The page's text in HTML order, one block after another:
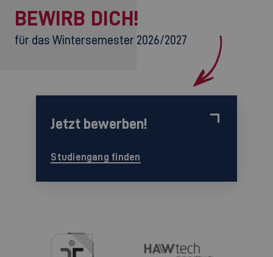
BEWIRB DICH!
für das Wintersemester 2026/2027
Jetzt bewerben!
Studiengang finden